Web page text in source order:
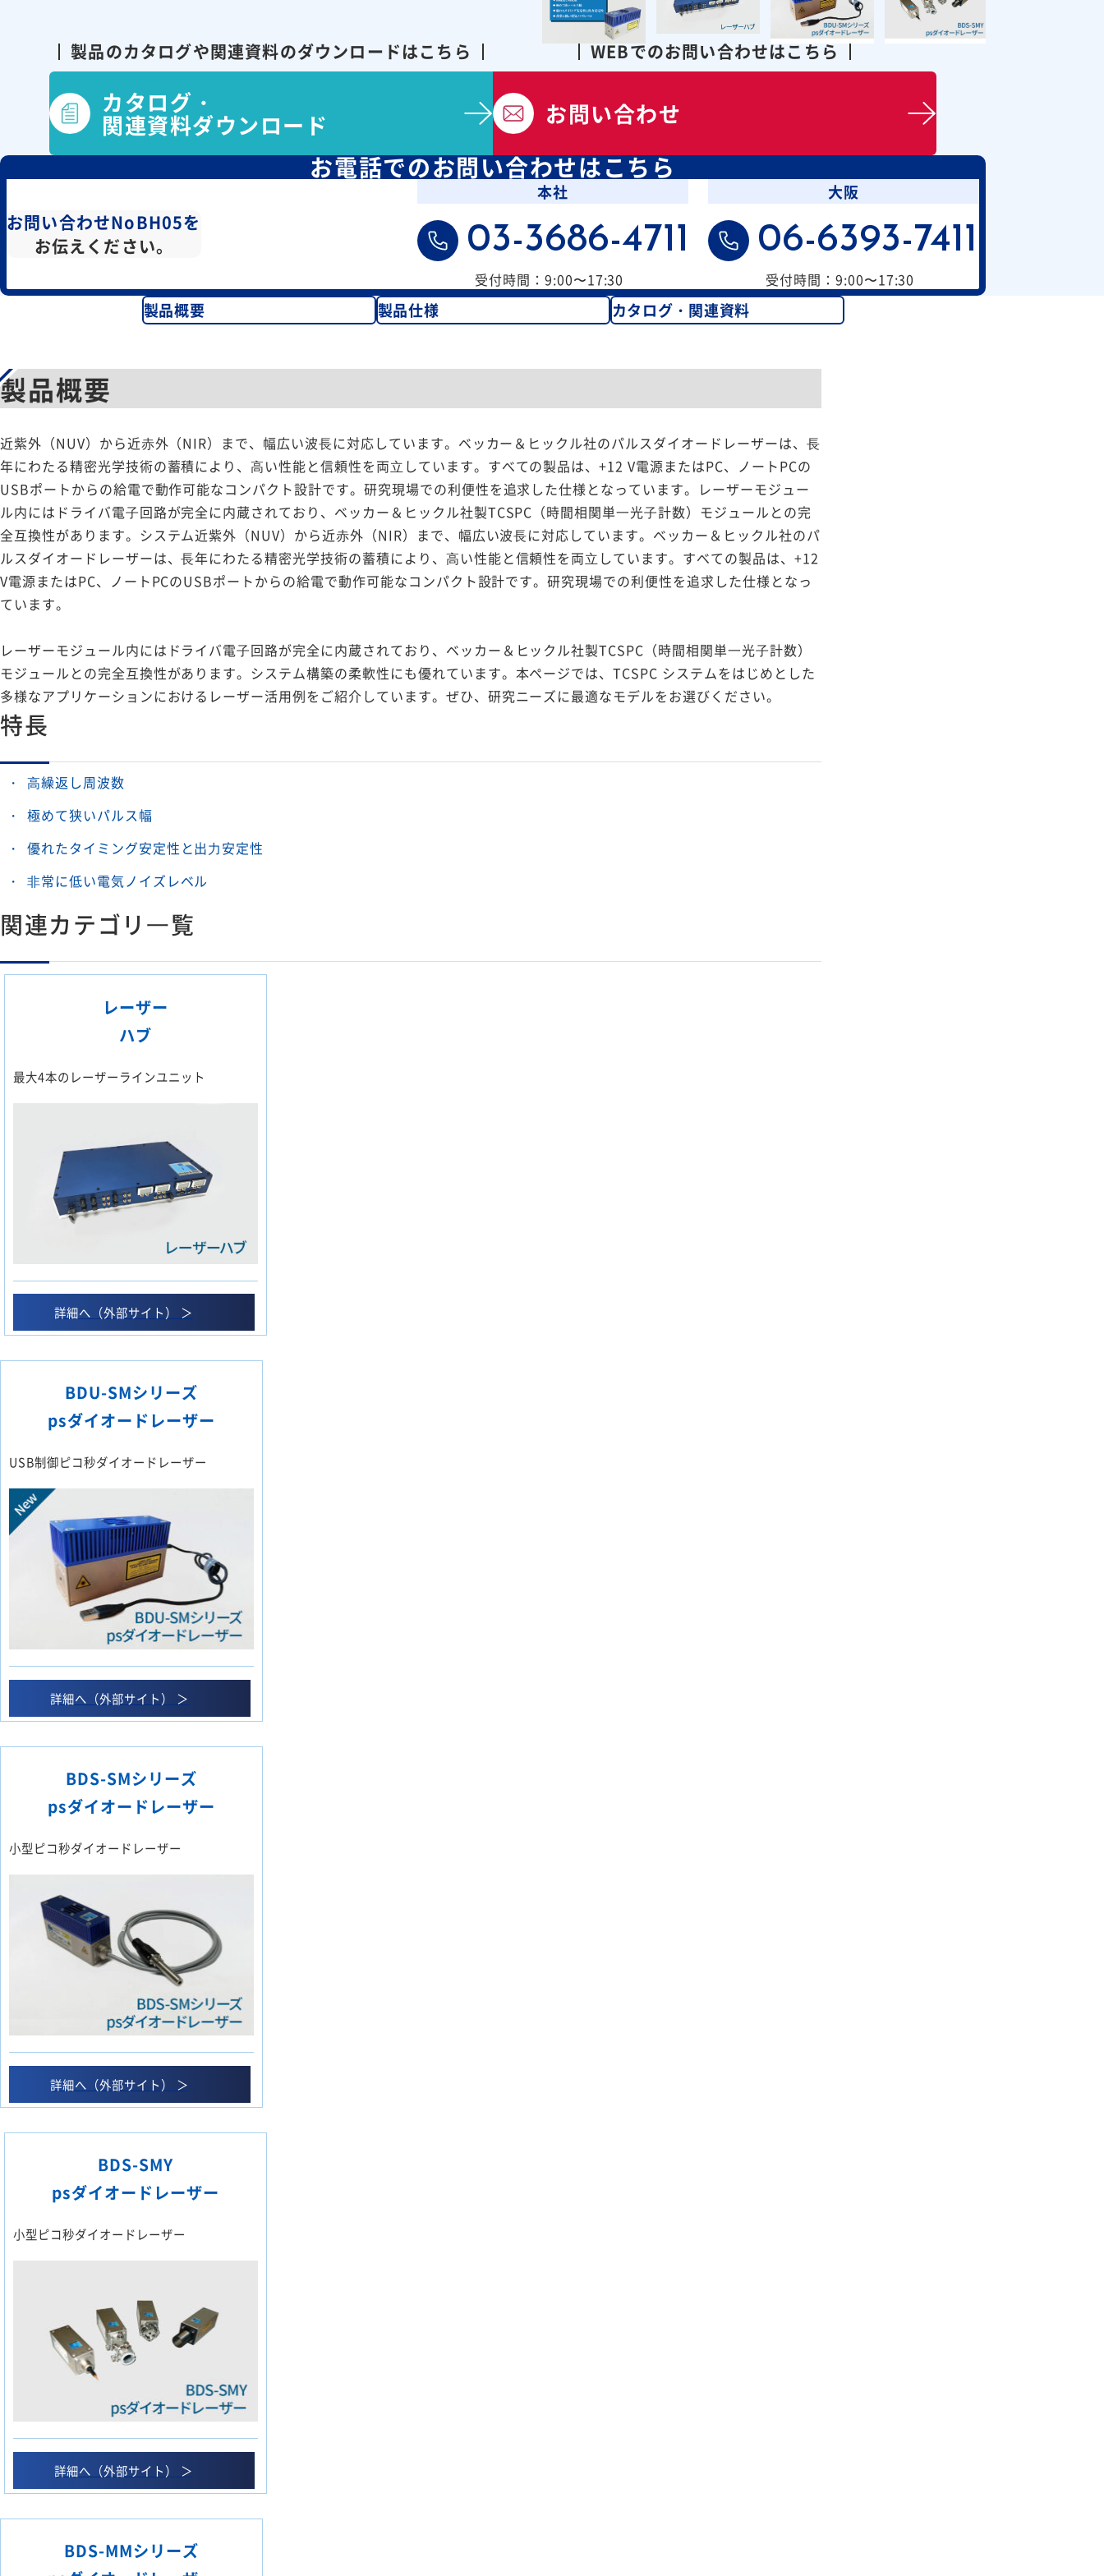
製品のカタログや関連資料のダウンロードはこちら
カタログ・
関連資料ダウンロード
WEBでのお問い合わせはこちら
お問い合わせ
お電話でのお問い合わせはこちら
お問い合わせNoBH05を
お伝えください。
本社
03-3686-4711
受付時間：9:00〜17:30
大阪
06-6393-7411
受付時間：9:00〜17:30
製品概要 製品仕様 カタログ・関連資料
製品概要
近紫外（NUV）から近⾚外（NIR）まで、幅広い波⻑に対応しています。ベッカー＆ヒックル社のパルスダイオードレーザーは、⻑
年にわたる精密光学技術の蓄積により、⾼い性能と信頼性を両⽴しています。すべての製品は、+12 V電源またはPC、ノートPCの
USBポートからの給電で動作可能なコンパクト設計です。研究現場での利便性を追求した仕様となっています。レーザーモジュー
ル内にはドライバ電⼦回路が完全に内蔵されており、ベッカー＆ヒックル社製TCSPC（時間相関単⼀光⼦計数）モジュールとの完
全互換性があります。システム近紫外（NUV）から近⾚外（NIR）まで、幅広い波⻑に対応しています。ベッカー＆ヒックル社のパ
ルスダイオードレーザーは、⻑年にわたる精密光学技術の蓄積により、⾼い性能と信頼性を両⽴しています。すべての製品は、+12
V電源またはPC、ノートPCのUSBポートからの給電で動作可能なコンパクト設計です。研究現場での利便性を追求した仕様となっ
ています。
レーザーモジュール内にはドライバ電⼦回路が完全に内蔵されており、ベッカー＆ヒックル社製TCSPC（時間相関単⼀光⼦計数）
モジュールとの完全互換性があります。システム構築の柔軟性にも優れています。本ページでは、TCSPC システムをはじめとした
多様なアプリケーションにおけるレーザー活用例をご紹介しています。ぜひ、研究ニーズに最適なモデルをお選びください。
特長
⾼繰返し周波数
極めて狭いパルス幅
優れたタイミング安定性と出⼒安定性
⾮常に低い電気ノイズレベル
関連カテゴリ⼀覧
レーザー
ハブ
最大4本のレーザーラインユニット
詳細へ（外部サイト） ＞
BDU-SMシリーズ
psダイオードレーザー
USB制御ピコ秒ダイオードレーザー
詳細へ（外部サイト） ＞
BDS-SMシリーズ
psダイオードレーザー
小型ピコ秒ダイオードレーザー
詳細へ（外部サイト） ＞
BDS-SMY
psダイオードレーザー
小型ピコ秒ダイオードレーザー
詳細へ（外部サイト） ＞
BDS-MMシリーズ